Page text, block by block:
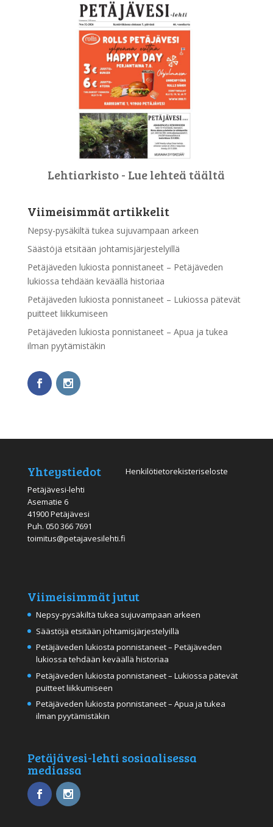
Lehtiarkisto - Lue lehteä täältä
Viimeisimmät artikkelit
Nepsy-pysäkiltä tukea sujuvampaan arkeen
Säästöjä etsitään johtamisjärjestelyillä
Petäjäveden lukiosta ponnistaneet – Petäjäveden
lukiossa tehdään keväällä historiaa
Petäjäveden lukiosta ponnistaneet – Lukiossa pätevät
puitteet liikkumiseen
Petäjäveden lukiosta ponnistaneet – Apua ja tukea
ilman pyytämistäkin
Yhteystiedot
Petäjävesi-lehti
Asematie 6
41900 Petäjävesi
Puh. 050 366 7691
toimitus@petajavesilehti.fi
Henkilötietorekisteriseloste
Viimeisimmät jutut
Nepsy-pysäkiltä tukea sujuvampaan arkeen
Säästöjä etsitään johtamisjärjestelyillä
Petäjäveden lukiosta ponnistaneet – Petäjäveden
lukiossa tehdään keväällä historiaa
Petäjäveden lukiosta ponnistaneet – Lukiossa pätevät
puitteet liikkumiseen
Petäjäveden lukiosta ponnistaneet – Apua ja tukea
ilman pyytämistäkin
Petäjävesi-lehti sosiaalisessa
mediassa